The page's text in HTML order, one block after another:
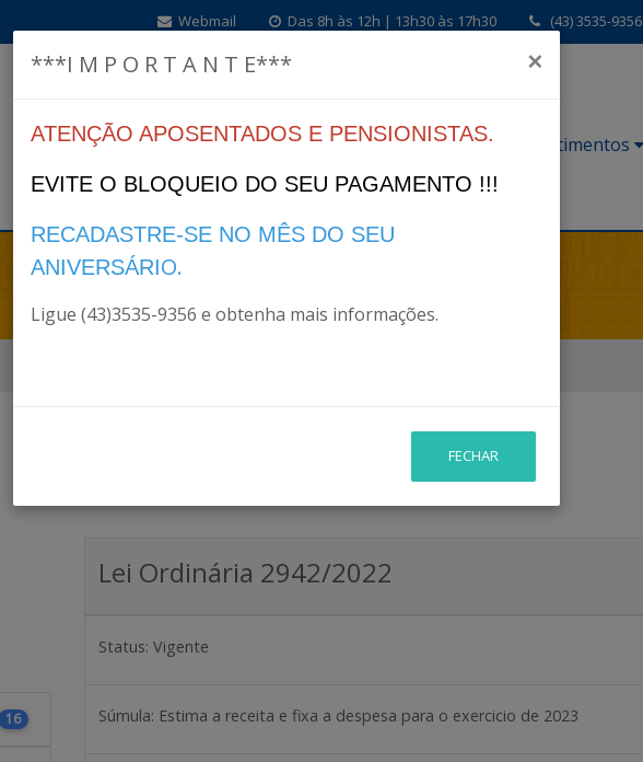
(43) 3535-9356
Das 8h às 12h | 13h30 às 17h30
Webmail
Home Institucional Legislação Finanças Investimentos
16
Lei Ordinária 2942/2022
Status: Vigente
Súmula: Estima a receita e fixa a despesa para o exercicio de 2023
***I M P O R T A N T E*** ×
ATENÇÃO APOSENTADOS E PENSIONISTAS.
EVITE O BLOQUEIO DO SEU PAGAMENTO !!!
RECADASTRE-SE NO MÊS DO SEU
ANIVERSÁRIO.
Ligue (43)3535-9356 e obtenha mais informações.
FECHAR